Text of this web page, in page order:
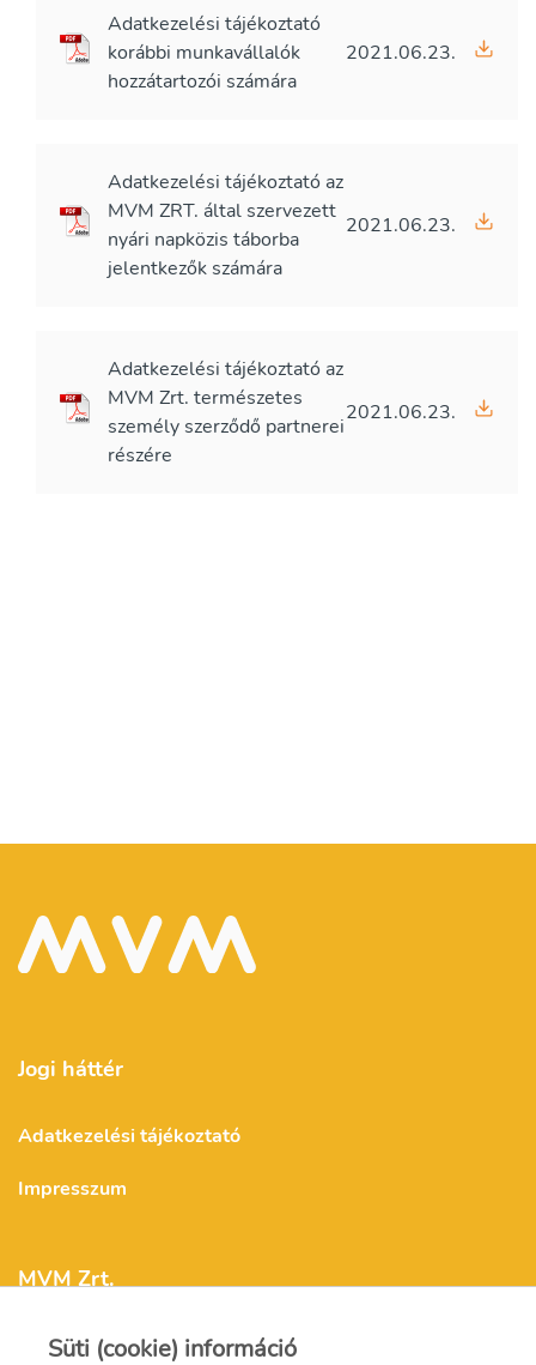
Adatkezelési tájékoztató
korábbi munkavállalók
hozzátartozói számára
2021.06.23.
Adatkezelési tájékoztató az
MVM ZRT. által szervezett
nyári napközis táborba
jelentkezők számára
2021.06.23.
Adatkezelési tájékoztató az
MVM Zrt. természetes
személy szerződő partnerei
részére
2021.06.23.
Jogi háttér
Adatkezelési tájékoztató
Impresszum
MVM Zrt.
Süti (cookie) információ